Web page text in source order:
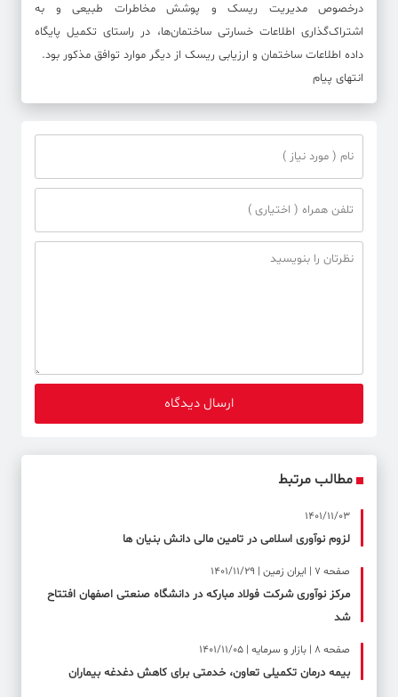
درخصوص مدیریت ریسک و پوشش مخاطرات طبیعی و به
اشتراک‌گذاری اطلاعات خسارتی ساختمان‎‌ها، در راستای تکمیل پایگاه
داده اطلاعات ساختمان و ارزیابی ریسک از دیگر موارد توافق مذکور بود.
انتهای پیام
مطالب مرتبط
1401/11/03
لزوم نوآوری اسلامی در تامین مالی دانش بنیان ها
صفحه ۷ | ایران زمین | 1401/11/29
مرکز نوآوری شرکت فولاد مبارکه در دانشگاه صنعتی اصفهان افتتاح
شد
صفحه ۸ | بازار و سرمایه | 1401/11/05
بیمه درمان تکمیلی تعاون، خدمتی برای کاهش دغدغه بیماران